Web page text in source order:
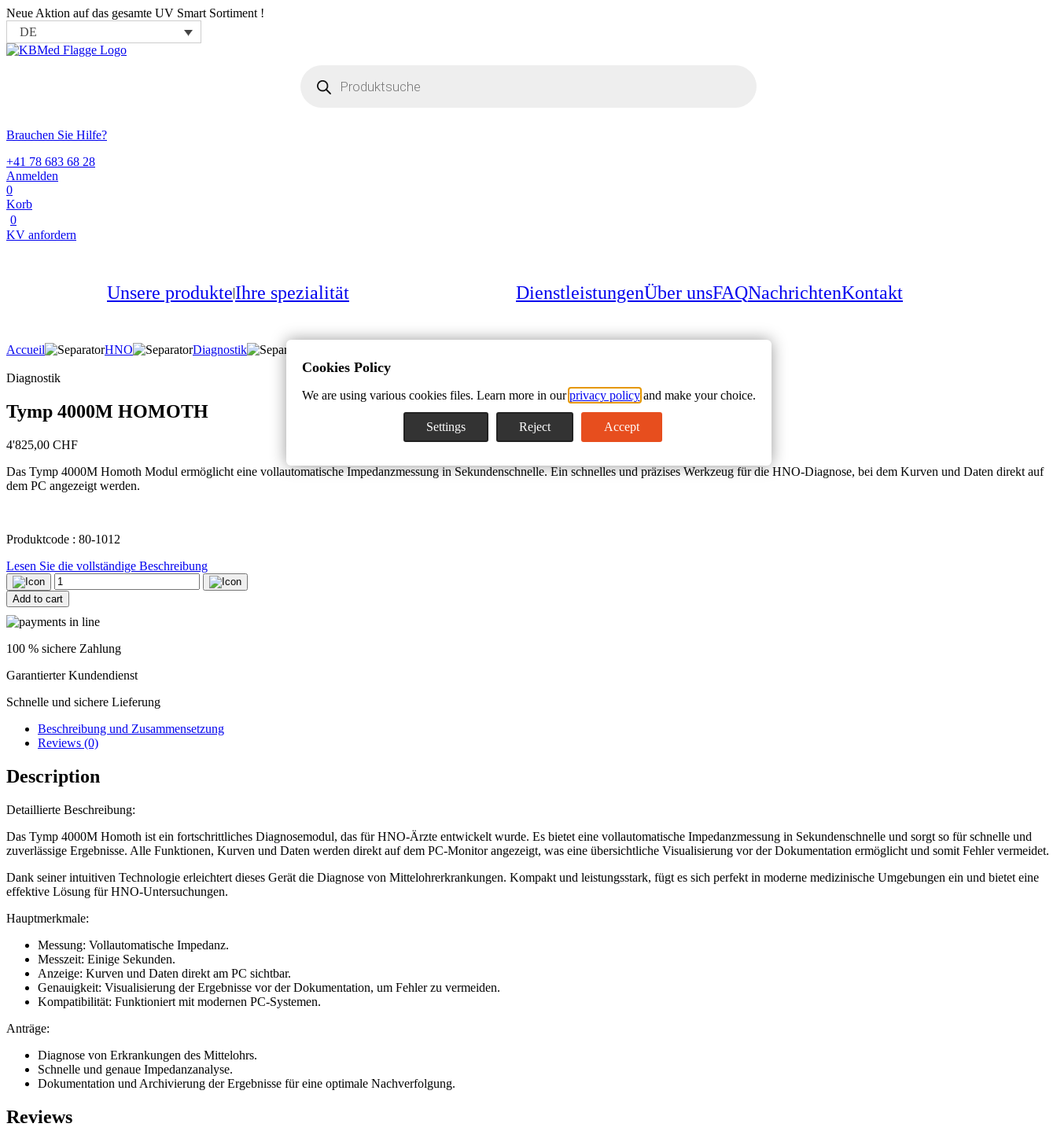
Neue Aktion auf das gesamte UV Smart Sortiment !
DE
search
Brauchen Sie Hilfe?
+41 78 683 68 28
Anmelden
0
Korb
0
KV anfordern
Unsere produkteIhre spezialität DienstleistungenÜber unsFAQNachrichtenKontakt
Accueil HNO Diagnostik
Diagnostik
Tymp 4000M HOMOTH
4'825,00 CHF
Das Tymp 4000M Homoth Modul ermöglicht eine vollautomatische Impedanzmessung in Sekundenschnelle. Ein schnelles und präzises Werkzeug für die HNO-Diagnose, bei dem Kurven und Daten direkt auf
dem PC angezeigt werden.
Produktcode : 80-1012
Lesen Sie die vollständige Beschreibung
Tymp
4000M
HOMOTH
quantity
Add to cart
100 % sichere Zahlung
Garantierter Kundendienst
Schnelle und sichere Lieferung
Beschreibung und Zusammensetzung
Reviews (0)
Description
Detaillierte Beschreibung:
Das Tymp 4000M Homoth ist ein fortschrittliches Diagnosemodul, das für HNO-Ärzte entwickelt wurde. Es bietet eine vollautomatische Impedanzmessung in Sekundenschnelle und sorgt so für schnelle und
zuverlässige Ergebnisse. Alle Funktionen, Kurven und Daten werden direkt auf dem PC-Monitor angezeigt, was eine übersichtliche Visualisierung vor der Dokumentation ermöglicht und somit Fehler vermeidet.
Dank seiner intuitiven Technologie erleichtert dieses Gerät die Diagnose von Mittelohrerkrankungen. Kompakt und leistungsstark, fügt es sich perfekt in moderne medizinische Umgebungen ein und bietet eine
effektive Lösung für HNO-Untersuchungen.
Hauptmerkmale:
Messung: Vollautomatische Impedanz.
Messzeit: Einige Sekunden.
Anzeige: Kurven und Daten direkt am PC sichtbar.
Genauigkeit: Visualisierung der Ergebnisse vor der Dokumentation, um Fehler zu vermeiden.
Kompatibilität: Funktioniert mit modernen PC-Systemen.
Anträge:
Diagnose von Erkrankungen des Mittelohrs.
Schnelle und genaue Impedanzanalyse.
Dokumentation und Archivierung der Ergebnisse für eine optimale Nachverfolgung.
Reviews
Cookies Policy
We are using various cookies files. Learn more in ourprivacy policyand make your choice.
Settings Reject Accept